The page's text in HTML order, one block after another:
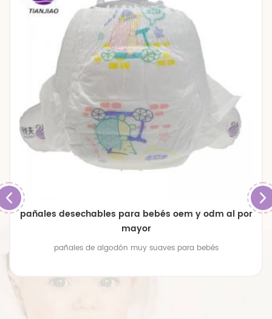
pañales desechables para bebés oem y odm al por
mayor
pañales de algodón muy suaves para bebés